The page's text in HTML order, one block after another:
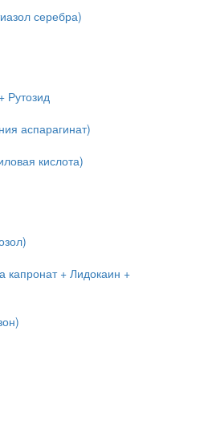
серебра)
Рутозид
аспарагинат)
кислота)
капронат + Лидокаин +